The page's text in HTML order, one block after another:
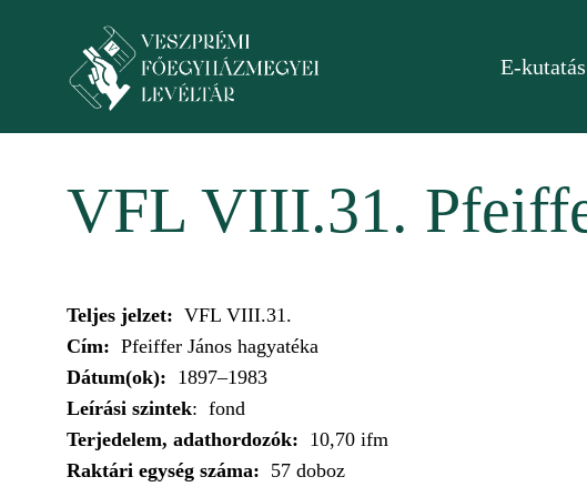
E-kutatás
VFL VIII.31.
Teljes jelzet: VFL VIII.31.
Cím: Pfeiffer János hagyatéka
Dátum(ok): 1897–1983
Leírási szintek: fond
Terjedelem, adathordozók: 10,70 ifm
Raktári egység száma: 57 doboz